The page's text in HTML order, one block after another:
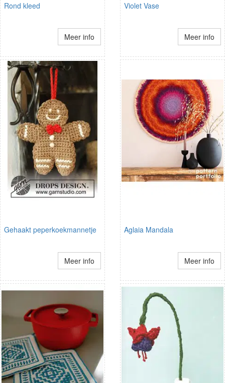
Rond kleed
Meer info
Violet Vase
Meer info
Gehaakt peperkoekmannetje
Meer info
Aglaia Mandala
Meer info